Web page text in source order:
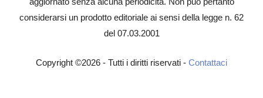
considerarsi un prodotto editoriale ai sensi della legge n. 62
del 07.03.2001
Copyright ©2026 - Tutti i diritti riservati - Contattaci